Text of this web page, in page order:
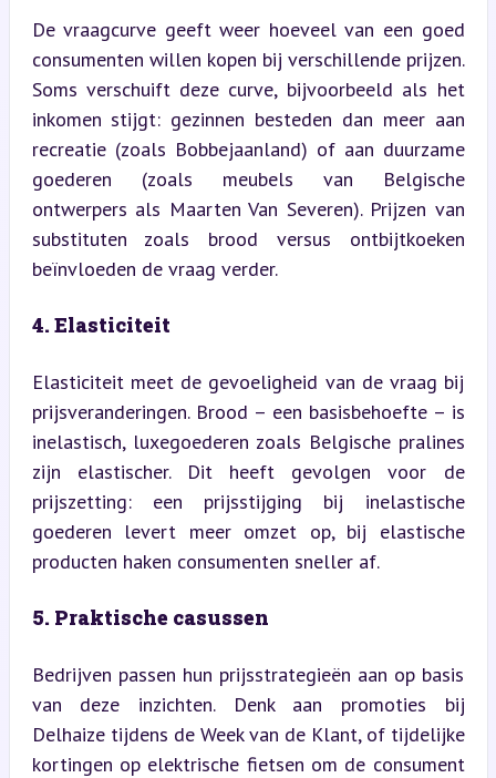
De vraagcurve geeft weer hoeveel van een goed
consumenten willen kopen bij verschillende prijzen.
Soms verschuift deze curve, bijvoorbeeld als het
inkomen stijgt: gezinnen besteden dan meer aan
recreatie (zoals Bobbejaanland) of aan duurzame
goederen (zoals meubels van Belgische
ontwerpers als Maarten Van Severen). Prijzen van
substituten zoals brood versus ontbijtkoeken
beïnvloeden de vraag verder.
4. Elasticiteit
Elasticiteit meet de gevoeligheid van de vraag bij
prijsveranderingen. Brood – een basisbehoefte – is
inelastisch, luxegoederen zoals Belgische pralines
zijn elastischer. Dit heeft gevolgen voor de
prijszetting: een prijsstijging bij inelastische
goederen levert meer omzet op, bij elastische
producten haken consumenten sneller af.
5. Praktische casussen
Bedrijven passen hun prijsstrategieën aan op basis
van deze inzichten. Denk aan promoties bij
Delhaize tijdens de Week van de Klant, of tijdelijke
kortingen op elektrische fietsen om de consument